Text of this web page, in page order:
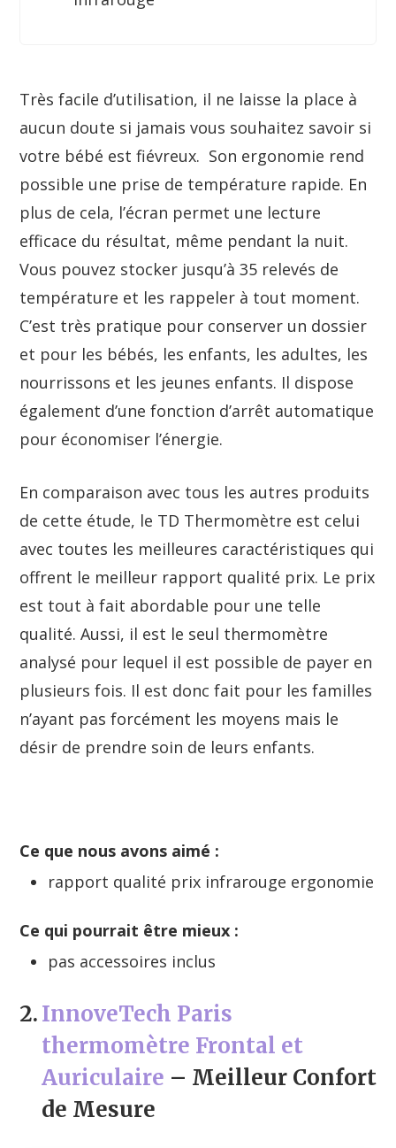
Très facile d’utilisation, il ne laisse la place à
aucun doute si jamais vous souhaitez savoir si
votre bébé est fiévreux. Son ergonomie rend
possible une prise de température rapide. En
plus de cela, l’écran permet une lecture
efficace du résultat, même pendant la nuit.
Vous pouvez stocker jusqu’à 35 relevés de
température et les rappeler à tout moment.
C’est très pratique pour conserver un dossier
et pour les bébés, les enfants, les adultes, les
nourrissons et les jeunes enfants. Il dispose
également d’une fonction d’arrêt automatique
pour économiser l’énergie.
En comparaison avec tous les autres produits
de cette étude, le TD Thermomètre est celui
avec toutes les meilleures caractéristiques qui
offrent le meilleur rapport qualité prix. Le prix
est tout à fait abordable pour une telle
qualité. Aussi, il est le seul thermomètre
analysé pour lequel il est possible de payer en
plusieurs fois. Il est donc fait pour les familles
n’ayant pas forcément les moyens mais le
désir de prendre soin de leurs enfants.
Ce que nous avons aimé :
rapport qualité prix infrarouge ergonomie
Ce qui pourrait être mieux :
pas accessoires inclus
2.InnoveTech Paris
thermomètre Frontal et
Auriculaire – Meilleur Confort
de Mesure